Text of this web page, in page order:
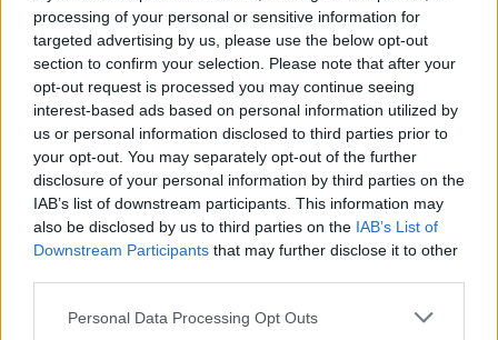
processing of your personal or sensitive information for
targeted advertising by us, please use the below opt-out
section to confirm your selection. Please note that after your
opt-out request is processed you may continue seeing
interest-based ads based on personal information utilized by
us or personal information disclosed to third parties prior to
your opt-out. You may separately opt-out of the further
disclosure of your personal information by third parties on the
IAB’s list of downstream participants. This information may
also be disclosed by us to third parties on the IAB’s List of
Downstream Participants that may further disclose it to other
Please note that this website/app uses one or more Google
Personal Data Processing Opt Outs
τραπεζικούς λογαριασμούς που είχαν την
έδρα τους στην Ελβετία για ξέπλυμα
χρήματος.
«Το γραφείο»
Σύμφωνα με τουςTimes, η εγκληματική
οργάνωση που διηύθυνε η πρώην
διπλωμάτης στα Ηνωμένα Έθνη ονομαζόταν
με σκοπό να κρύψουν τα κλεμμένα χρήματα